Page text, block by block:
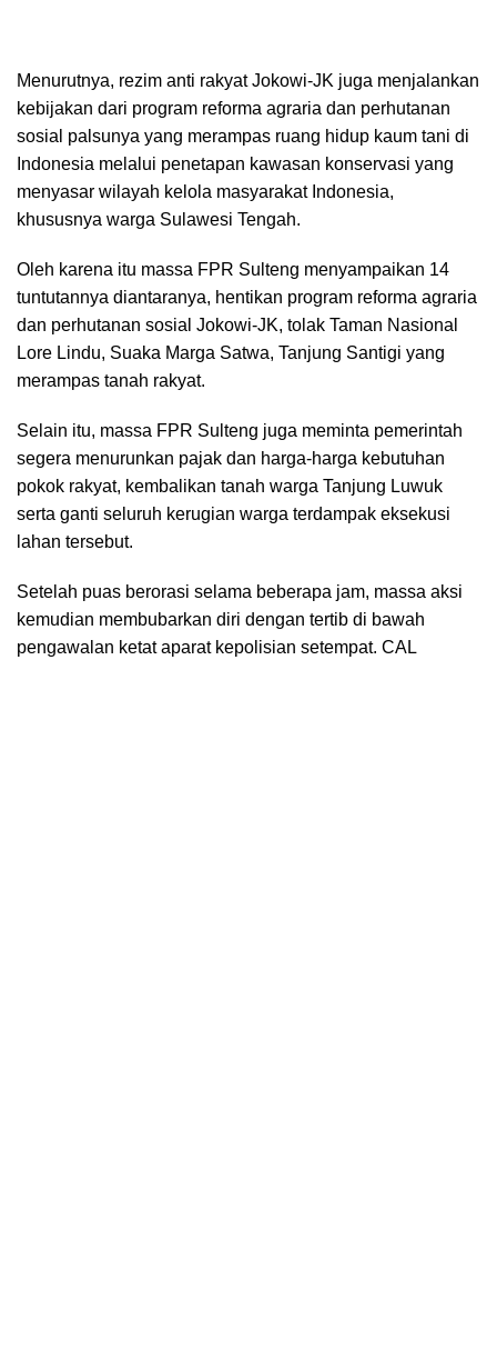
Menurutnya, rezim anti rakyat Jokowi-JK juga menjalankan
kebijakan dari program reforma agraria dan perhutanan
sosial palsunya yang merampas ruang hidup kaum tani di
Indonesia melalui penetapan kawasan konservasi yang
menyasar wilayah kelola masyarakat Indonesia,
khususnya warga Sulawesi Tengah.
Oleh karena itu massa FPR Sulteng menyampaikan 14
tuntutannya diantaranya, hentikan program reforma agraria
dan perhutanan sosial Jokowi-JK, tolak Taman Nasional
Lore Lindu, Suaka Marga Satwa, Tanjung Santigi yang
merampas tanah rakyat.
Selain itu, massa FPR Sulteng juga meminta pemerintah
segera menurunkan pajak dan harga-harga kebutuhan
pokok rakyat, kembalikan tanah warga Tanjung Luwuk
serta ganti seluruh kerugian warga terdampak eksekusi
lahan tersebut.
Setelah puas berorasi selama beberapa jam, massa aksi
kemudian membubarkan diri dengan tertib di bawah
pengawalan ketat aparat kepolisian setempat. CAL